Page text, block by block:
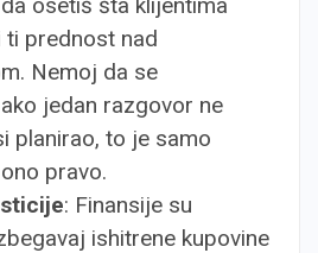
prednost nad
Nemoj da se
jedan razgovor ne
planirao, to je samo
pravo.
: Finansije su
ishitrene kupovine